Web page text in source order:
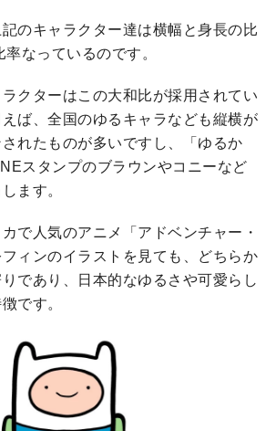
のキャラクター達は横幅と身長の比
なっているのです。
クターはこの大和比が採用されてい
ば、全国のゆるキャラなども縦横が
れたものが多いですし、「ゆるか
スタンプのブラウンやコニーなど
ます。
で人気のアニメ「アドベンチャー・
ィンのイラストを見ても、どちらか
であり、日本的なゆるさや可愛らし
です。